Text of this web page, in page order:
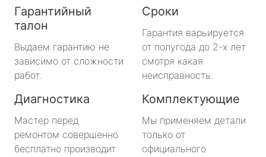
Гарантийный
талон
Выдаем гарантию не
зависимо от сложности
работ.
Сроки
Гарантия варьируется
от полугода до 2-х лет
смотря какая
неисправность.
Диагностика
Мастер перед
ремонтом совершенно
бесплатно производит
Комплектующие
Мы применяем детали
только от
официального